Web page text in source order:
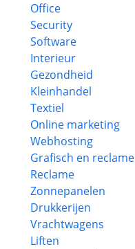
Office
Security
Software
Interieur
Gezondheid
Kleinhandel
Textiel
Online marketing
Webhosting
Grafisch en reclame
Reclame
Zonnepanelen
Drukkerijen
Vrachtwagens
Liften